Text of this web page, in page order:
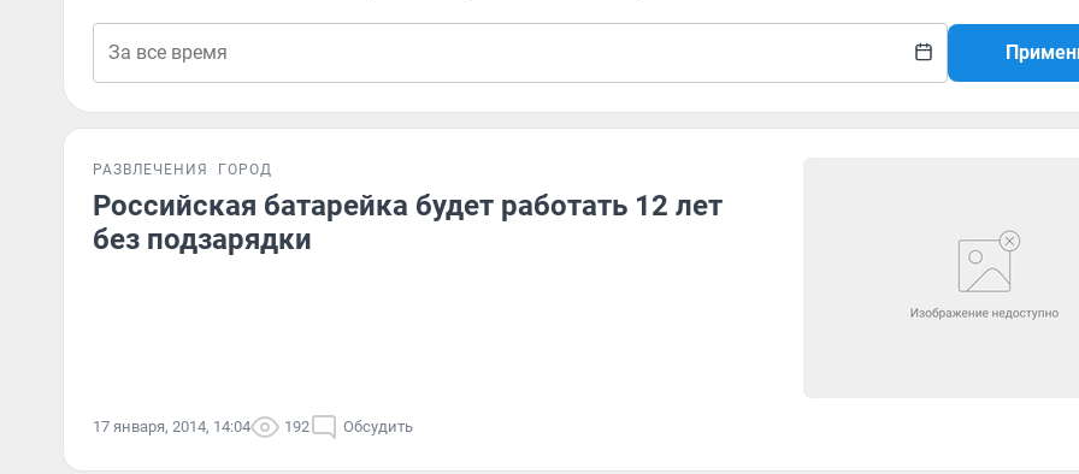
РАЗВЛЕЧЕНИЯ ГОРОД
Российская батарейка будет работать 12 лет
без подзарядки
17 января, 2014, 14:04 192 Обсудить